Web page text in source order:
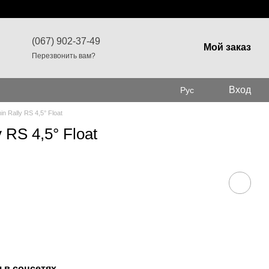
(067) 902-37-49
Перезвонить вам?
Мой заказ
Рус Вход
Rally RS 4,5° Float
4,5° Float